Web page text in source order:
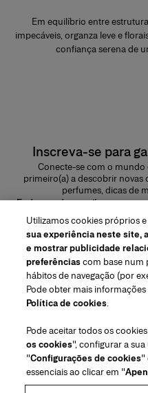
Em equilíbrio entre
impecáveis, organza leve e
confiança serena de
Inscreva-se para
Conecte-se com o mundo
primeiro(a) a descobrir novas
perfumes, dicas de
Endereço de e-mail
Região/Idioma
Atendimiento ao cliente
Encontrar uma loja
Envios e devoluções de Beleza
Sobre nós
House of Herrera
Utilizamos cookies próprios
sua experiência neste site,
e mostrar publicidade
preferênciascom base num
hábitos de navegação (por
Pode obter mais
Política de cookies.
Pode aceitar todos os
os cookies", configurar a
"Configurações de cookies"
essenciais ao clicar em "